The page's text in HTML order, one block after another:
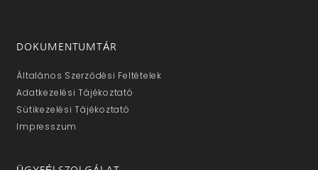
DOKUMENTUMTÁR
Általános Szerződési Feltételek
Adatkezelési Tájékoztató
Sütikezelési Tájékoztató
Impresszum